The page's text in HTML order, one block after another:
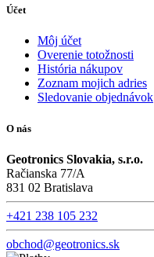
Účet
Môj účet
Overenie totožnosti
História nákupov
Zoznam mojich adries
Sledovanie objednávok
O nás
Geotronics Slovakia, s.r.o.
Račianska 77/A
831 02 Bratislava
+421 238 105 232
obchod@geotronics.sk